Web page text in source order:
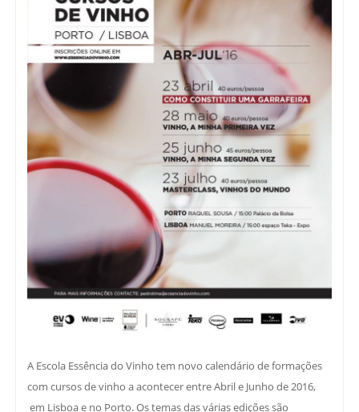
A Escola Essência do Vinho tem novo calendário de formações
com cursos de vinho a acontecer entre Abril e Junho de 2016,
em Lisboa e no Porto. Os temas das várias edições são